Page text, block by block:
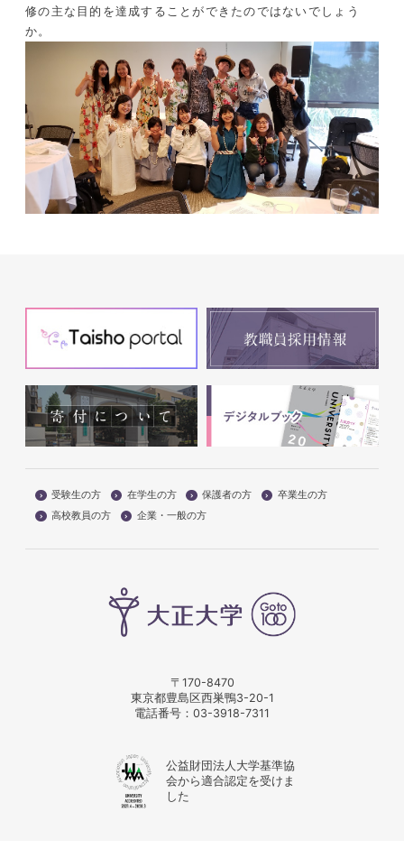
修の主な目的を達成することができたのではないでしょう
か。
受験生の方 在学生の方 保護者の方
卒業生の方
高校教員の方
企業・一般の方
〒170-8470
東京都豊島区西巣鴨3-20-1
電話番号： 03-3918-7311
公益財団法人大学基準協
会から適合認定を受けま
した